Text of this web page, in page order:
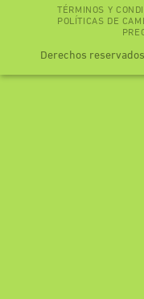
TÉRMINOS Y
POLÍTICAS DE
Derechos